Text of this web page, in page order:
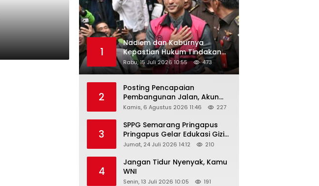
1
Nadiem dan Kaburnya
Kepastian Hukum Tindakan
Pejabat Publik
Rabu, 15 Juli 2026 10:55 473
2
Posting Pencapaian
Pembangunan Jalan, Akun
Facebook Pemerintah
“Dirujak” Warganet
Kamis, 6 Agustus 2026 11:46 227
3
SPPG Semarang Pringapus
Pringapus Gelar Edukasi Gizi
di PAUD Bina Balita Peringati
Jumat, 24 Juli 2026 14:12 210
4
Jangan Tidur Nyenyak, Kamu
WNI
Senin, 13 Juli 2026 10:05 191